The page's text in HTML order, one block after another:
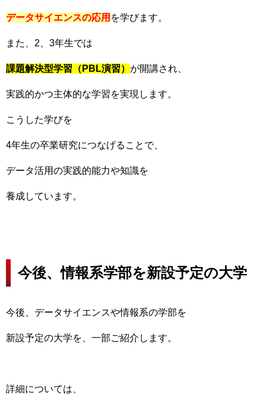
データサイエンスの応用 を学びます。
また、2、3年生では
課題解決型学習（PBL演習） が開講され、
実践的かつ主体的な学習を実現します。
こうした学びを
4年生の卒業研究につなげることで、
データ活用の実践的能力や知識を
養成しています。
今後、情報系学部を新設予定の大学
今後、データサイエンスや情報系の学部を
新設予定の大学を、一部ご紹介します。
詳細については、